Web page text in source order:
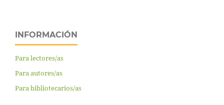
INFORMACIÓN
Para lectores/as
Para autores/as
Para bibliotecarios/as